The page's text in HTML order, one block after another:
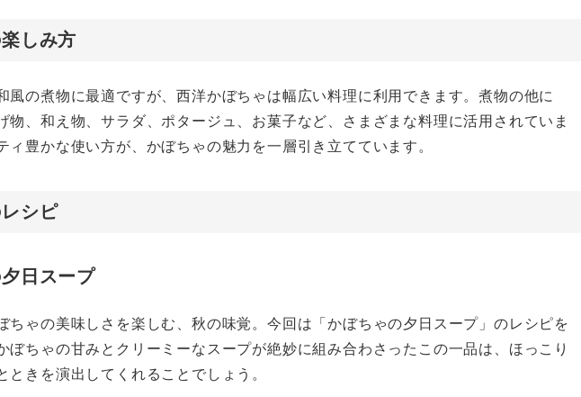
しみ方
風の煮物に最適ですが、西洋かぼちゃは幅広い料理に利用できます。煮物の他に
物、和え物、サラダ、ポタージュ、お菓子など、さまざまな料理に活用されていま
ィ豊かな使い方が、かぼちゃの魅力を一層引き立てています。
シピ
日スープ
ちゃの美味しさを楽しむ、秋の味覚。今回は「かぼちゃの夕日スープ」のレシピを
ぼちゃの甘みとクリーミーなスープが絶妙に組み合わさったこの一品は、ほっこり
ときを演出してくれることでしょう。